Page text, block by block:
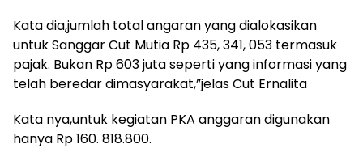
Kata dia,jumlah total angaran yang dialokasikan
untuk Sanggar Cut Mutia Rp 435, 341, 053 termasuk
pajak. Bukan Rp 603 juta seperti yang informasi yang
telah beredar dimasyarakat,”jelas Cut Ernalita
Kata nya,untuk kegiatan PKA anggaran digunakan
hanya Rp 160. 818.800.